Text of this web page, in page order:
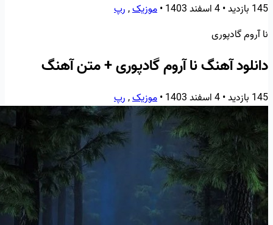
145 بازدید
•4 اسفند 1403 •موزیک,رپ
نا آروم گادپوری
دانلود آهنگ نا آروم گادپوری + متن آهنگ
145 بازدید •4 اسفند 1403 •موزیک,رپ